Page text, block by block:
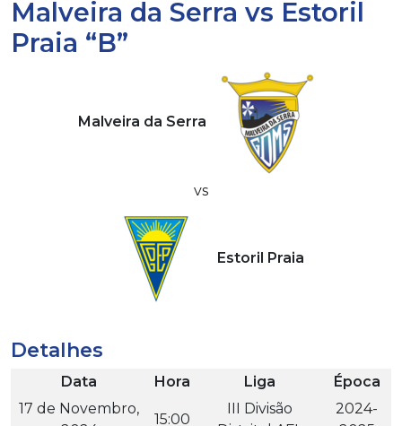
Malveira da Serra vs Estoril
Praia “B”
Malveira da Serra
vs
Estoril Praia
Detalhes
Data Hora Liga
Época
17 de Novembro,
15:00
III Divisão
2024-